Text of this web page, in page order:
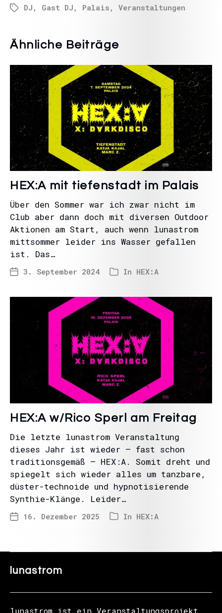
DJ , Gast DJ , Palais , Veranstaltungen
Ähnliche Beiträge
HEX:A mit tiefenstadt im Palais
Über den Sommer war ich zwar nicht im
Club aber dann doch mit diversen Outdoor
Aktionen am Start, auch wenn lunastrom
mittsommer leider ins Wasser gefallen
ist. Das…
3. September 2024 In HEX:A
HEX:A w/Rico Sperl am Freitag
Die letzte lunastrom Veranstaltung
dieses Jahr ist wieder – fast schon
traditionsgemäß – HEX:A. Somit dreht und
spiegelt sich wieder alles um tanzbare,
düster-technoide und hypnotisierende
Synthie-Klänge. Leider…
16. Dezember 2025 In HEX:A
lunastrom
lunastrom ist ein Veranstaltungsprojekt,